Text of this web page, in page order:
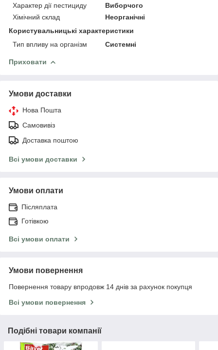
Характер дії пестициду
Виборчого
Хімічний склад
Неорганічні
Користувальницькі характеристики
Тип впливу на організм
Системні
Приховати
Умови доставки
Нова Пошта
Самовивіз
Доставка поштою
Всі умови доставки
Умови оплати
Післяплата
Готівкою
Всі умови оплати
Умови повернення
Повернення товару впродовж 14 днів за рахунок покупця
Всі умови повернення
Подібні товари компанії